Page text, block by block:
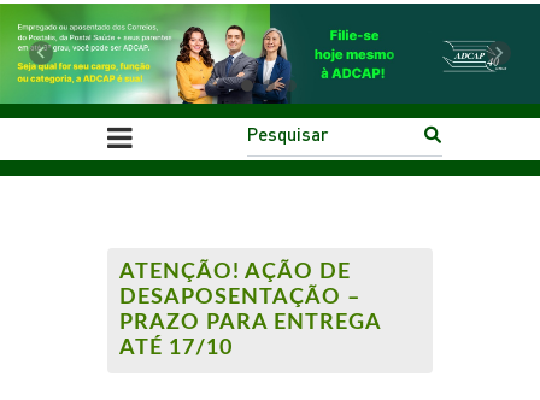
Previous Next
ATENÇÃO! AÇÃO DE
DESAPOSENTAÇÃO –
PRAZO PARA ENTREGA
ATÉ 17/10